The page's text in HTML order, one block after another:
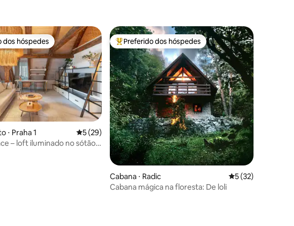
de 5, 56 avaliações
preferidos dos hóspedes
dos hóspedes
⋅ Praha 1 5 de uma avaliação média de 5, 29 avaliações
5 (29)
– loft iluminado no sótão
Entre os melhores preferidos dos hóspedes
Preferido dos hóspedes
Cabana ⋅ Radic 5 de uma
5 (32)
Cabana mágica na floresta: De loli